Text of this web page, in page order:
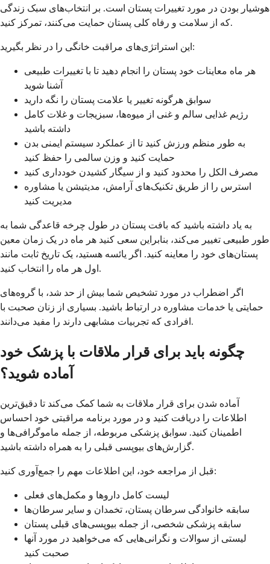
هوشیار بودن در مورد تغییرات پستان است. بر انتخاب‌های سبک زندگی
که از سلامت و رفاه کلی پستان حمایت می‌کنند، تمرکز کنید.
این استراتژی‌های مراقبت خانگی را در نظر بگیرید:
هر ماه معاینات خود پستان را انجام دهید تا با تغییرات طبیعی
آشنا شوید
سوابق هرگونه تغییر یا علامت پستان را نگه دارید
رژیم غذایی سالم و غنی از میوه‌ها، سبزیجات و غلات کامل
داشته باشید
به طور منظم ورزش کنید تا از عملکرد سیستم ایمنی بدن
حمایت کنید و وزن سالمی را حفظ کنید
مصرف الکل را محدود کنید و از سیگار کشیدن خودداری کنید
استرس را از طریق تکنیک‌های آرامش، مدیتیشن یا مشاوره
مدیریت کنید
به یاد داشته باشید که بافت پستان در طول چرخه قاعدگی شما به
طور طبیعی تغییر می‌کند، بنابراین سعی کنید هر ماه در یک زمان معین
پستان‌های خود را معاینه کنید. اگر یائسه هستید، یک تاریخ ثابت مانند
اول هر ماه را انتخاب کنید.
اگر اضطراب در مورد تشخیص شما بیش از حد شد، با گروه‌های
حمایتی یا خدمات مشاوره در ارتباط باشید. بسیاری از زنان صحبت با
افرادی که تجربیات مشابهی دارند را مفید می‌دانند.
چگونه باید برای قرار ملاقات با پزشک خود
آماده شوید؟
آماده شدن برای قرار ملاقات به شما کمک می‌کند تا دقیق‌ترین
اطلاعات را دریافت کنید و در مورد برنامه مراقبتی خود احساس
اطمینان کنید. سوابق پزشکی مربوطه، از جمله ماموگرافی‌ها و
گزارش‌های بیوپسی قبلی را به همراه داشته باشید.
قبل از مراجعه خود، این اطلاعات مهم را جمع‌آوری کنید:
لیست کامل داروها و مکمل‌های فعلی
سابقه خانوادگی سرطان پستان، تخمدان و سایر سرطان‌ها
سابقه پزشکی شخصی، از جمله بیوپسی‌های قبلی پستان
لیستی از سوالات و نگرانی‌هایی که می‌خواهید در مورد آنها
صحبت کنید